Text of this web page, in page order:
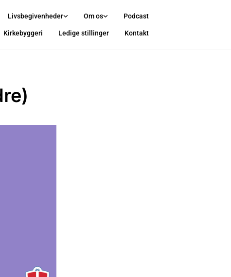
Livsbegivenheder Om os Podcast
Kirkebyggeri Ledige stillinger Kontakt